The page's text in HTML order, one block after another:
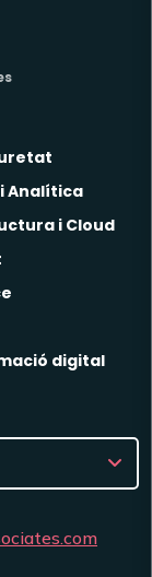
i Analítica
i Cloud
digital